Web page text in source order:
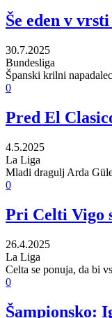
Še eden v
30.7.2025
Bundesliga
Španski krilni
0
Pred El
4.5.2025
La Liga
Mladi dragulj Arda
0
Pri Celti Vigo
26.4.2025
La Liga
Celta se ponuja, da bi
0
Šampionsko: